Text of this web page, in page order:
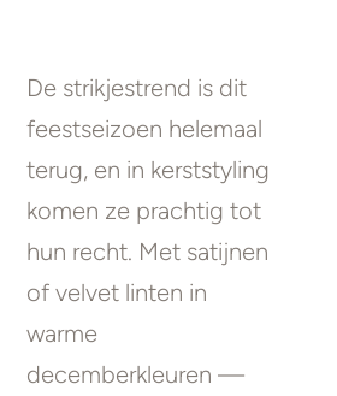
De strikjestrend is dit
feestseizoen helemaal
terug, en in kerststyling
komen ze prachtig tot
hun recht. Met satijnen
of velvet linten in
warme
decemberkleuren —